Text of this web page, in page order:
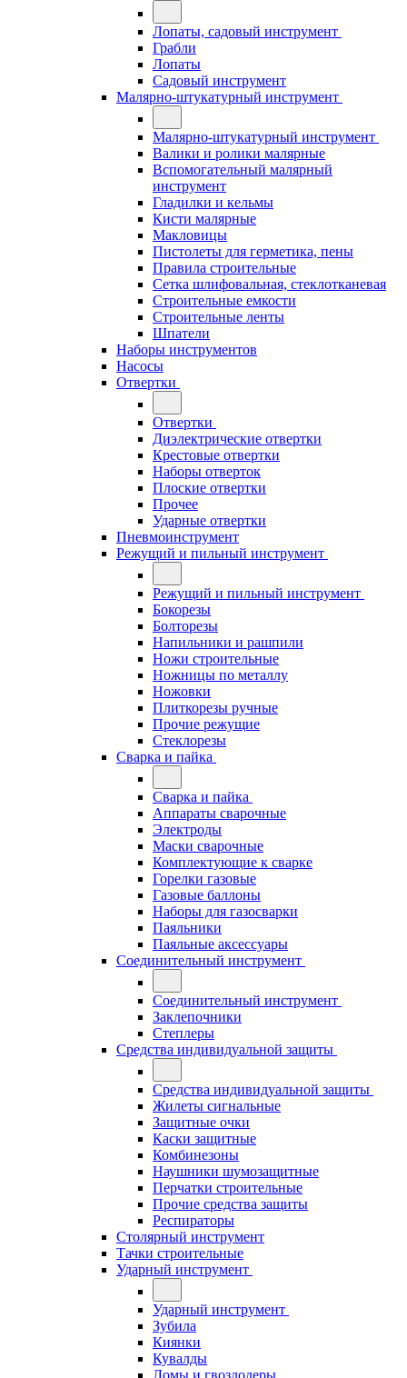
Лопаты, садовый инструмент
Грабли
Лопаты
Садовый инструмент
Малярно-штукатурный инструмент
Малярно-штукатурный инструмент
Валики и ролики малярные
Вспомогательный малярный
инструмент
Гладилки и кельмы
Кисти малярные
Макловицы
Пистолеты для герметика, пены
Правила строительные
Сетка шлифовальная, стеклотканевая
Строительные емкости
Строительные ленты
Шпатели
Наборы инструментов
Насосы
Отвертки
Отвертки
Диэлектрические отвертки
Крестовые отвертки
Наборы отверток
Плоские отвертки
Прочее
Ударные отвертки
Пневмоинструмент
Режущий и пильный инструмент
Режущий и пильный инструмент
Бокорезы
Болторезы
Напильники и рашпили
Ножи строительные
Ножницы по металлу
Ножовки
Плиткорезы ручные
Прочие режущие
Стеклорезы
Сварка и пайка
Сварка и пайка
Аппараты сварочные
Электроды
Маски сварочные
Комплектующие к сварке
Горелки газовые
Газовые баллоны
Наборы для газосварки
Паяльники
Паяльные аксессуары
Соединительный инструмент
Соединительный инструмент
Заклепочники
Степлеры
Средства индивидуальной защиты
Средства индивидуальной защиты
Жилеты сигнальные
Защитные очки
Каски защитные
Комбинезоны
Наушники шумозащитные
Перчатки строительные
Прочие средства защиты
Респираторы
Столярный инструмент
Тачки строительные
Ударный инструмент
Ударный инструмент
Зубила
Киянки
Кувалды
Ломы и гвоздодеры